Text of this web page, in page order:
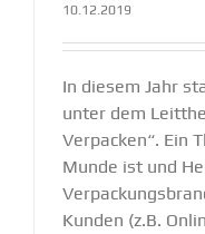
10.12.2019
In diesem Jahr
unter dem
Verpacken“. Ein
Munde ist und
Kunden (z.B.